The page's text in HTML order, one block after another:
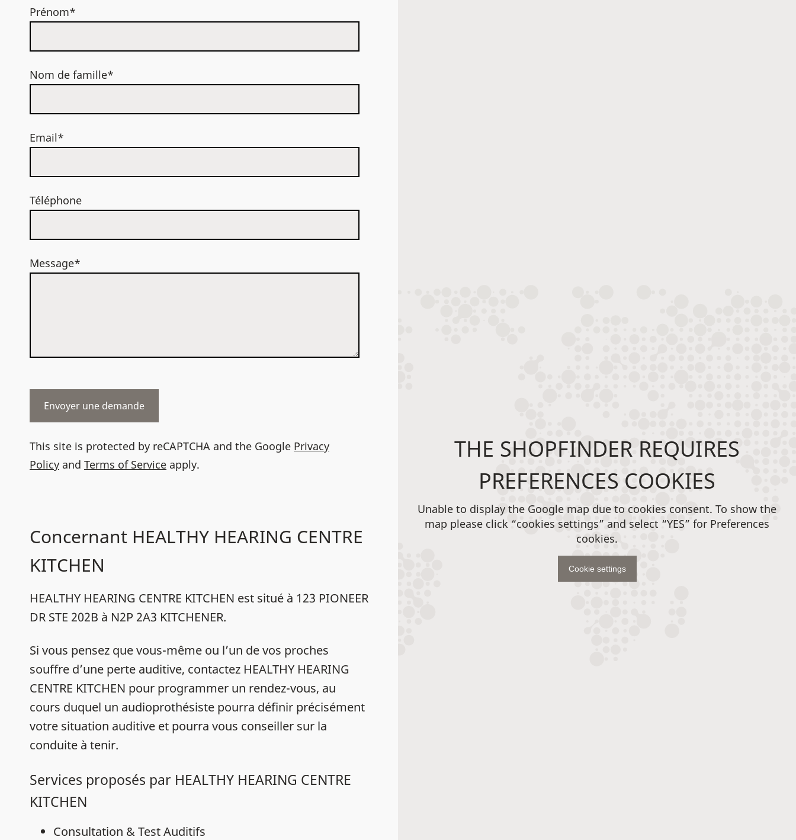
Prénom*
Nom de famille*
Email*
Téléphone
Message*
This site is protected by reCAPTCHA and the Google Privacy
Policy and Terms of Service apply.
Concernant HEALTHY HEARING CENTRE
KITCHEN
HEALTHY HEARING CENTRE KITCHEN est situé à 123 PIONEER
DR STE 202B à N2P 2A3 KITCHENER.
Si vous pensez que vous-même ou l’un de vos proches
souffre d’une perte auditive, contactez HEALTHY HEARING
CENTRE KITCHEN pour programmer un rendez-vous, au
cours duquel un audioprothésiste pourra définir précisément
votre situation auditive et pourra vous conseiller sur la
conduite à tenir.
Services proposés par HEALTHY HEARING CENTRE
KITCHEN
Consultation & Test Auditifs
THE SHOPFINDER REQUIRES
PREFERENCES COOKIES
Unable to display the Google map due to cookies consent. To show the
map please click “cookies settings” and select “YES” for Preferences
cookies.
Cookie settings